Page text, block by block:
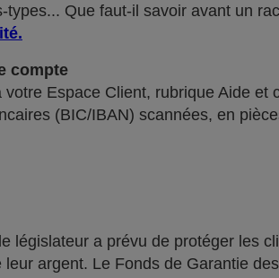
Que faut-il savoir avant un
.
compte
Espace Client, rubrique Aide
(BIC/IBAN) scannées, en
législateur a prévu de protéger les
argent. Le Fonds de Garantie